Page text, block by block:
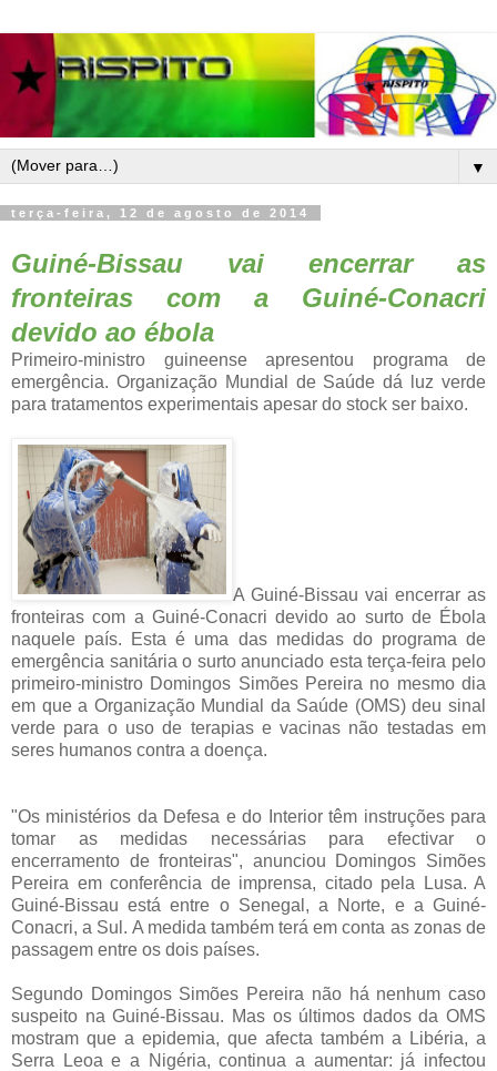
▼
terça-feira, 12 de agosto de 2014
Guiné-Bissau vai encerrar as
fronteiras com a Guiné-Conacri
devido ao ébola
Primeiro-ministro guineense apresentou programa de
emergência. Organização Mundial de Saúde dá luz verde
para tratamentos experimentais apesar do stock ser baixo.
A Guiné-Bissau vai encerrar as
fronteiras com a Guiné-Conacri devido ao surto de Ébola
naquele país. Esta é uma das medidas do programa de
emergência sanitária o surto anunciado esta terça-feira pelo
primeiro-ministro Domingos Simões Pereira no mesmo dia
em que a Organização Mundial da Saúde (OMS) deu sinal
verde para o uso de terapias e vacinas não testadas em
seres humanos contra a doença.
"Os ministérios da Defesa e do Interior têm instruções para
tomar as medidas necessárias para efectivar o
encerramento de fronteiras", anunciou Domingos Simões
Pereira em conferência de imprensa, citado pela Lusa. A
Guiné-Bissau está entre o Senegal, a Norte, e a Guiné-
Conacri, a Sul. A medida também terá em conta as zonas de
passagem entre os dois países.
Segundo Domingos Simões Pereira não há nenhum caso
suspeito na Guiné-Bissau. Mas os últimos dados da OMS
mostram que a epidemia, que afecta também a Libéria, a
Serra Leoa e a Nigéria, continua a aumentar: já infectou